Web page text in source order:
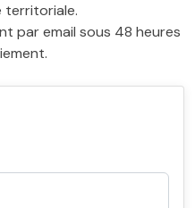
territoriale.
par email sous 48 heures